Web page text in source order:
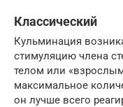
Классический
Кульминация
стимуляцию члена
телом или
максимальное
он лучше всего